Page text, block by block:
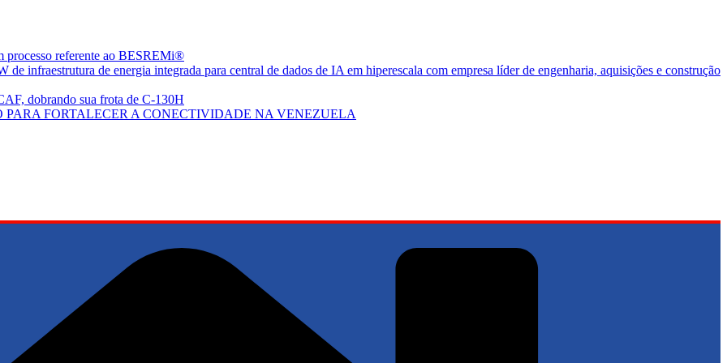
processo referente ao BESREMi®
infraestrutura de energia integrada para central de dados de IA em hiperescala com empresa líder de engenharia, aquisições e construção
dobrando sua frota de C-130H
FORTALECER A CONECTIVIDADE NA VENEZUELA